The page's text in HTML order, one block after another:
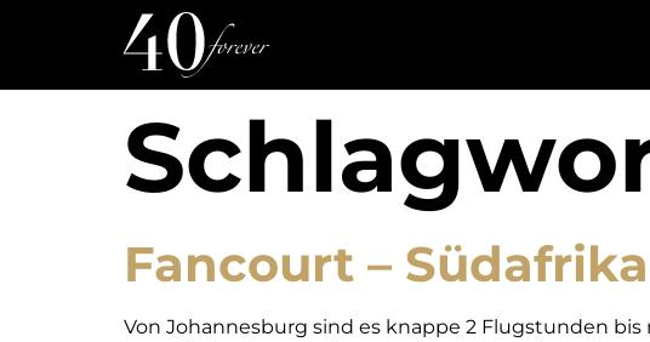
Fancourt –
Von Johannesburg sind es knappe 2 Flugstunden